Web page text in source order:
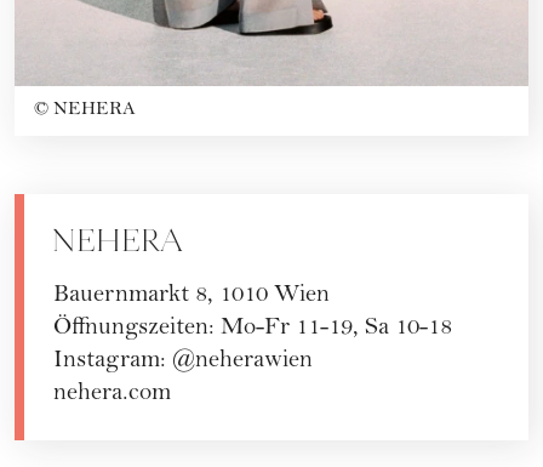
© NEHERA
NEHERA
Bauernmarkt 8, 1010 Wien
Öffnungszeiten: Mo-Fr 11-19, Sa 10-18
Instagram: @neherawien
nehera.com